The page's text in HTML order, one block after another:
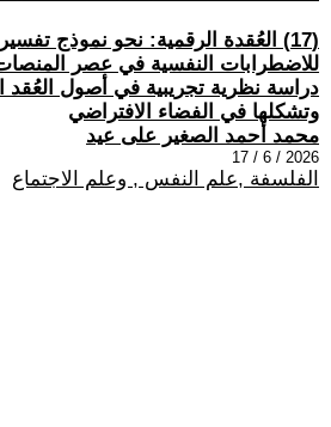
(17) العُقدة الرقمية: نحو نموذج
للاضطرابات النفسية في عصر المنصات
دراسة نظرية تجريبية في أصول العُقد
وتشكلها في الفضاء الافتراضي
محمد أحمد الصغير على عيد
2026 / 6 / 17
الفلسفة ,علم النفس , وعلم الاجتماع